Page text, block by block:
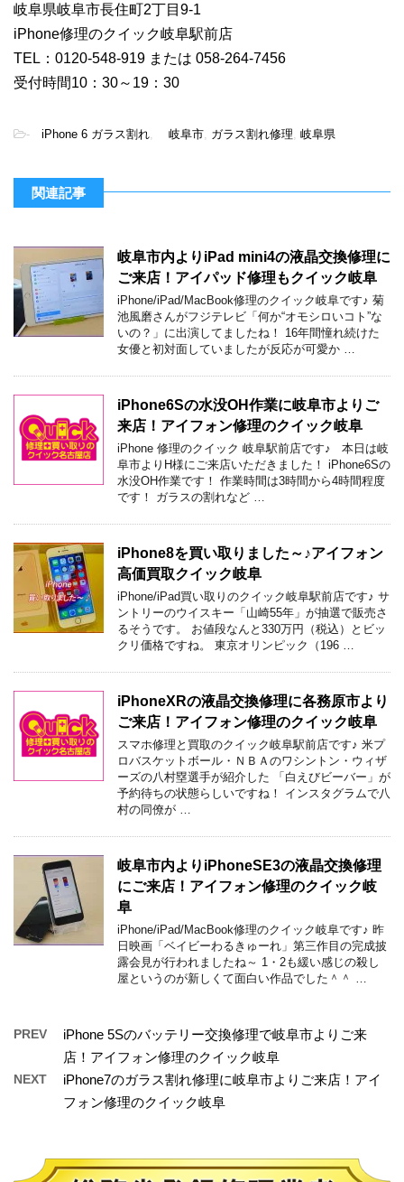
岐阜県岐阜市長住町2丁目9-1
iPhone修理のクイック岐阜駅前店
TEL：0120-548-919 または 058-264-7456
受付時間10：30～19：30
- iPhone 6 ガラス割れ 岐阜市 ガラス割れ修理 岐阜県
関連記事
岐阜市内よりiPad mini4の液晶交換修理に
ご来店！アイパッド修理もクイック岐阜
iPhone/iPad/MacBook修理のクイック岐阜です♪ 菊
池風磨さんがフジテレビ「何か“オモシロいコト”な
いの？」に出演してましたね！ 16年間憧れ続けた
女優と初対面していましたが反応が可愛か …
iPhone6Sの水没OH作業に岐阜市よりご
来店！アイフォン修理のクイック岐阜
iPhone 修理のクイック 岐阜駅前店です♪ 本日は岐
阜市よりH様にご来店いただきました！ iPhone6Sの
水没OH作業です！ 作業時間は3時間から4時間程度
です！ ガラスの割れなど …
iPhone8を買い取りました～♪アイフォン
高価買取クイック岐阜
iPhone/iPad買い取りのクイック岐阜駅前店です♪ サ
ントリーのウイスキー「山崎55年」が抽選で販売さ
るそうです。 お値段なんと330万円（税込）とビッ
クリ価格ですね。 東京オリンピック（196 …
iPhoneXRの液晶交換修理に各務原市より
ご来店！アイフォン修理のクイック岐阜
スマホ修理と買取のクイック岐阜駅前店です♪ 米プ
ロバスケットボール・ＮＢＡのワシントン・ウィザ
ーズの八村塁選手が紹介した 「白えびビーバー」が
予約待ちの状態らしいですね！ インスタグラムで八
村の同僚が …
岐阜市内よりiPhoneSE3の液晶交換修理
にご来店！アイフォン修理のクイック岐
阜
iPhone/iPad/MacBook修理のクイック岐阜です♪ 昨
日映画「ベイビーわるきゅーれ」第三作目の完成披
露会見が行われましたね～ 1・2も緩い感じの殺し
屋というのが新しくて面白い作品でした＾＾ …
PREV
iPhone 5Sのバッテリー交換修理で岐阜市よりご来
店！アイフォン修理のクイック岐阜
NEXT
iPhone7のガラス割れ修理に岐阜市よりご来店！アイ
フォン修理のクイック岐阜